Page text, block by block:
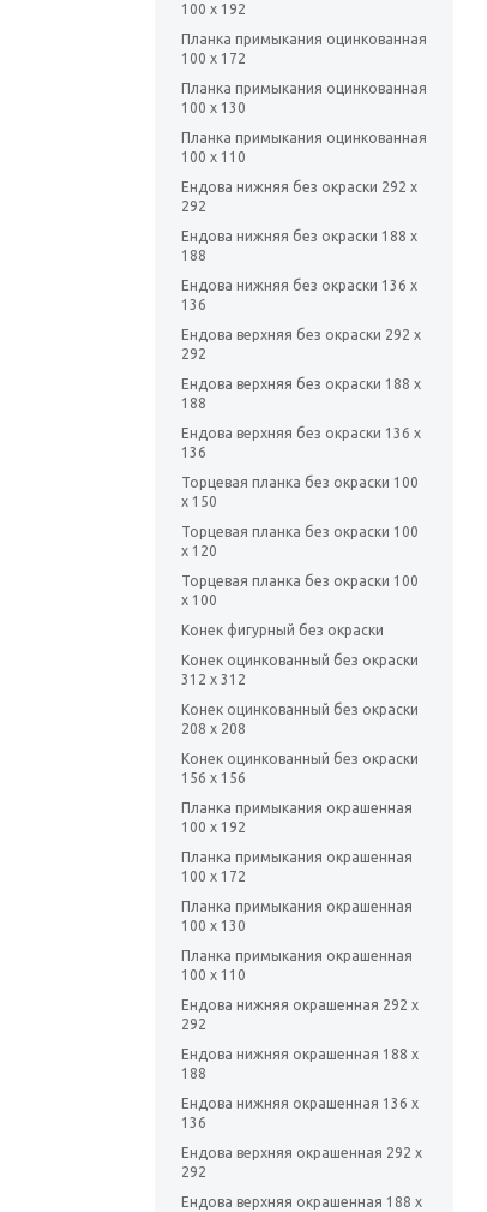
100 х 192
Планка примыкания оцинкованная
100 х 172
Планка примыкания оцинкованная
100 х 130
Планка примыкания оцинкованная
100 х 110
Ендова нижняя без окраски 292 х
292
Ендова нижняя без окраски 188 х
188
Ендова нижняя без окраски 136 х
136
Ендова верхняя без окраски 292 х
292
Ендова верхняя без окраски 188 х
188
Ендова верхняя без окраски 136 х
136
Торцевая планка без окраски 100
х 150
Торцевая планка без окраски 100
х 120
Торцевая планка без окраски 100
х 100
Конек фигурный без окраски
Конек оцинкованный без окраски
312 х 312
Конек оцинкованный без окраски
208 х 208
Конек оцинкованный без окраски
156 х 156
Планка примыкания окрашенная
100 х 192
Планка примыкания окрашенная
100 х 172
Планка примыкания окрашенная
100 х 130
Планка примыкания окрашенная
100 х 110
Ендова нижняя окрашенная 292 х
292
Ендова нижняя окрашенная 188 х
188
Ендова нижняя окрашенная 136 х
136
Ендова верхняя окрашенная 292 х
292
Ендова верхняя окрашенная 188 х